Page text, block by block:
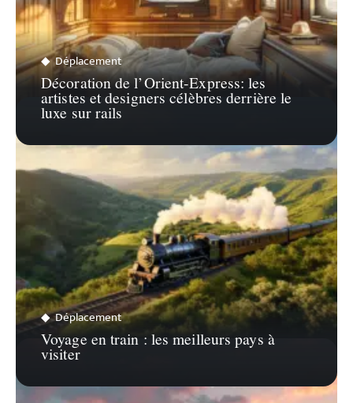
Déplacement
Décoration de l’Orient-Express: les
artistes et designers célèbres derrière le
luxe sur rails
Déplacement
Voyage en train : les meilleurs pays à
visiter